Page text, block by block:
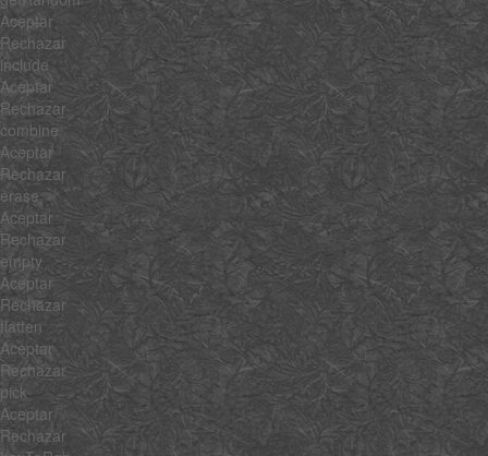
Aceptar
Rechazar
include
Aceptar
Rechazar
combine
Aceptar
Rechazar
erase
Aceptar
Rechazar
empty
Aceptar
Rechazar
flatten
Aceptar
Rechazar
pick
Aceptar
Rechazar